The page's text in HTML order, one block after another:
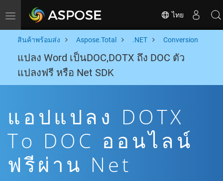
Toggle navigation ไทย
สินค้าพร้อมส่ง Aspose.Total .NET Conversion
แปลง Word เป็นDOC,DOTX ถึง DOC ตัว
แปลงฟรี หรือ Net SDK
แอปแปลง DOTX
To DOC ออนไลน์
ฟรีผ่าน Net